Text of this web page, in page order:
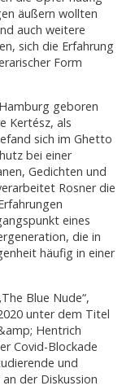
äußern wollten
auch weitere
sich die Erfahrung
Form
geboren
Kertész, als
sich im Ghetto
bei einer
Gedichten und
Rosner die
eines
die in
häufig in einer
Blue Nude“,
unter dem Titel
Hentrich
Covid-Blockade
und
der Diskussion